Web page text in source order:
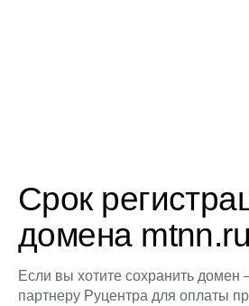
Срок
домена
Если вы хотите сохранить домен
партнеру Руцентра для оплаты